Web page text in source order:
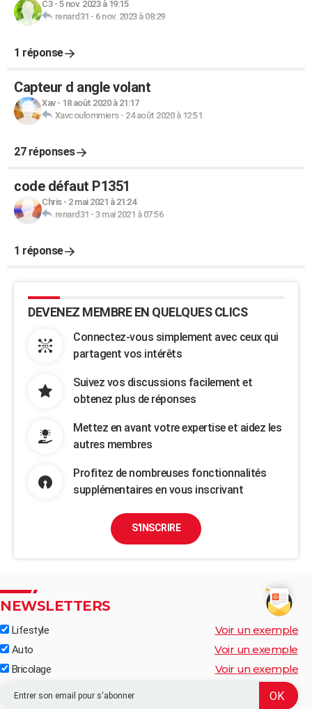
C3- 5 nov. 2023 à 19:15
renard31 - 6 nov. 2023 à 08:29
1 réponse
Capteur d angle volant
Xav- 18 août 2020 à 21:17
Xavcoulommiers- 24 août 2020 à 12:51
27 réponses
code défaut P1351
Chris- 2 mai 2021 à 21:24
renard31 - 3 mai 2021 à 07:56
1 réponse
DEVENEZ MEMBRE EN QUELQUES CLICS
Connectez-vous simplement avec ceux qui
partagent vos intérêts
Suivez vos discussions facilement et
obtenez plus de réponses
Mettez en avant votre expertise et aidez les
autres membres
Profitez de nombreuses fonctionnalités
supplémentaires en vous inscrivant
S'INSCRIRE
NEWSLETTERS
Lifestyle Voir un exemple
Auto Voir un exemple
Bricolage Voir un exemple